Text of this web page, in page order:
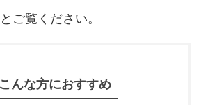
ご覧ください。
こんな方におすすめ